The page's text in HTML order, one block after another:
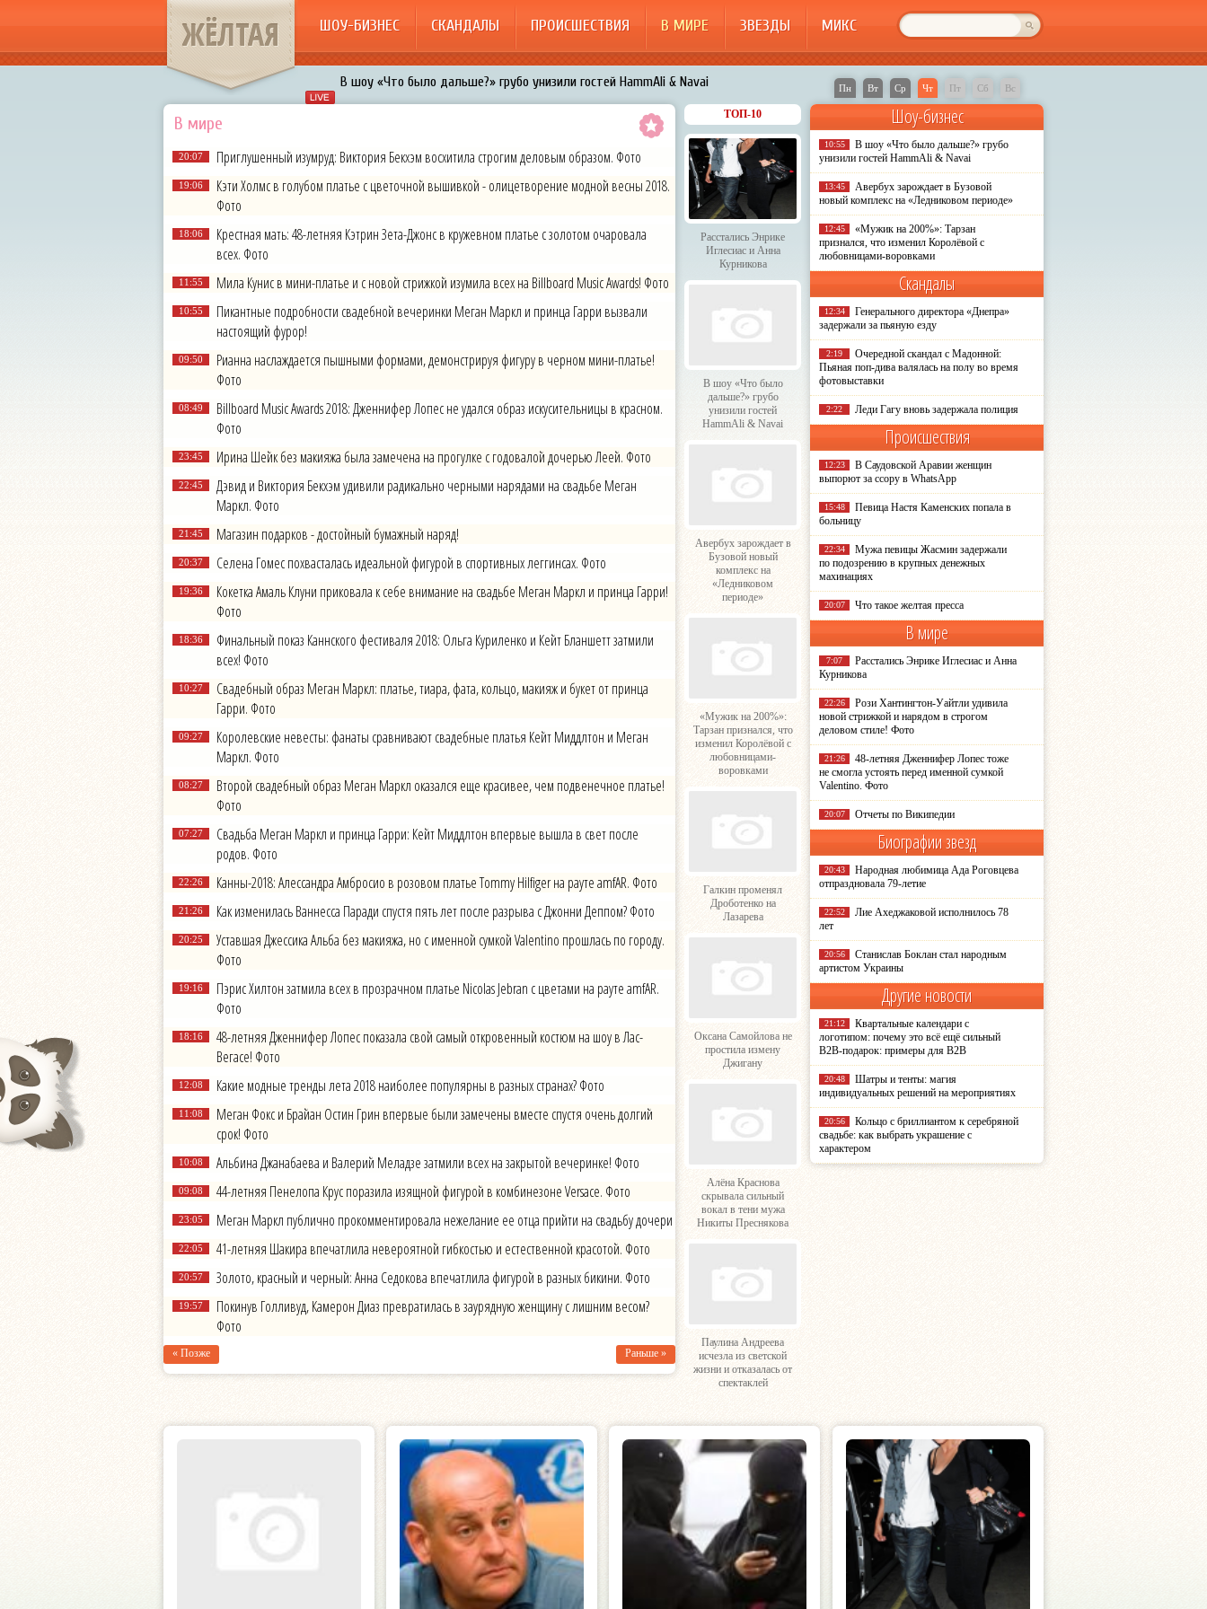
ЖЁЛТАЯ ШОУ-БИЗНЕС СКАНДАЛЫ ПРОИСШЕСТВИЯ В МИРЕ ЗВЕЗДЫ МИКС
В шоу «Что было дальше?» грубо унизили гостей HammAli & Navai
Авербух зарождает в Бузовой новый комплекс на «Ледниковом периоде»
«Мужик на 200%»: Тарзан признался, что изменил Королёвой с любовницами-
воровками
Галкин променял Дроботенко на Лазарева
Пн Вт Ср Чт Пт Сб Вс
В мире
20:07 Приглушенный изумруд: Виктория Бекхэм восхитила строгим деловым образом. Фото
19:06
Кэти Холмс в голубом платье с цветочной вышивкой - олицетворение модной весны 2018.
Фото
18:06
Крестная мать: 48-летняя Кэтрин Зета-Джонс в кружевном платье с золотом очаровала
всех. Фото
11:55 Мила Кунис в мини-платье и с новой стрижкой изумила всех на Billboard Music Awards! Фото
10:55
Пикантные подробности свадебной вечеринки Меган Маркл и принца Гарри вызвали
настоящий фурор!
09:50
Рианна наслаждается пышными формами, демонстрируя фигуру в черном мини-платье!
Фото
08:49
Billboard Music Awards 2018: Дженнифер Лопес не удался образ искусительницы в красном.
Фото
23:45 Ирина Шейк без макияжа была замечена на прогулке с годовалой дочерью Леей. Фото
22:45
Дэвид и Виктория Бекхэм удивили радикально черными нарядами на свадьбе Меган
Маркл. Фото
21:45 Магазин подарков - достойный бумажный наряд!
20:37 Селена Гомес похвасталась идеальной фигурой в спортивных леггинсах. Фото
19:36
Кокетка Амаль Клуни приковала к себе внимание на свадьбе Меган Маркл и принца Гарри!
Фото
18:36
Финальный показ Каннского фестиваля 2018: Ольга Куриленко и Кейт Бланшетт затмили
всех! Фото
10:27
Свадебный образ Меган Маркл: платье, тиара, фата, кольцо, макияж и букет от принца
Гарри. Фото
09:27
Королевские невесты: фанаты сравнивают свадебные платья Кейт Миддлтон и Меган
Маркл. Фото
08:27
Второй свадебный образ Меган Маркл оказался еще красивее, чем подвенечное платье!
Фото
07:27
Свадьба Меган Маркл и принца Гарри: Кейт Миддлтон впервые вышла в свет после
родов. Фото
22:26 Канны-2018: Алессандра Амбросио в розовом платье Tommy Hilfiger на рауте amfAR. Фото
21:26 Как изменилась Ваннесса Паради спустя пять лет после разрыва с Джонни Деппом? Фото
20:25
Уставшая Джессика Альба без макияжа, но с именной сумкой Valentino прошлась по городу.
Фото
19:16
Пэрис Хилтон затмила всех в прозрачном платье Nicolas Jebran с цветами на рауте amfAR.
Фото
18:16
48-летняя Дженнифер Лопес показала свой самый откровенный костюм на шоу в Лас-
Вегасе! Фото
12:08 Какие модные тренды лета 2018 наиболее популярны в разных странах? Фото
11:08
Меган Фокс и Брайан Остин Грин впервые были замечены вместе спустя очень долгий
срок! Фото
10:08 Альбина Джанабаева и Валерий Меладзе затмили всех на закрытой вечеринке! Фото
09:08 44-летняя Пенелопа Крус поразила изящной фигурой в комбинезоне Versace. Фото
23:05 Меган Маркл публично прокомментировала нежелание ее отца прийти на свадьбу дочери
22:05 41-летняя Шакира впечатлила невероятной гибкостью и естественной красотой. Фото
20:57 Золото, красный и черный: Анна Седокова впечатлила фигурой в разных бикини. Фото
19:57
Покинув Голливуд, Камерон Диаз превратилась в заурядную женщину с лишним весом?
Фото
« Позже Раньше »
ТОП-10
Расстались Энрике
Иглесиас и Анна
Курникова
В шоу «Что было
дальше?» грубо
унизили гостей
HammAli & Navai
Авербух зарождает в
Бузовой новый
комплекс на
«Ледниковом
периоде»
«Мужик на 200%»:
Тарзан признался, что
изменил Королёвой с
любовницами-
воровками
Галкин променял
Дроботенко на
Лазарева
Оксана Самойлова не
простила измену
Джигану
Алёна Краснова
скрывала сильный
вокал в тени мужа
Никиты Преснякова
Паулина Андреева
исчезла из светской
жизни и отказалась от
спектаклей
Шоу-бизнес
10:55
В шоу «Что было дальше?» грубо
унизили гостей HammAli & Navai
13:45
Авербух зарождает в Бузовой
новый комплекс на «Ледниковом периоде»
12:45
«Мужик на 200%»: Тарзан
признался, что изменил Королёвой с
любовницами-воровками
Скандалы
12:34
Генерального директора «Днепра»
задержали за пьяную езду
2:19
Очередной скандал с Мадонной:
Пьяная поп-дива валялась на полу во время
фотовыставки
2:22 Леди Гагу вновь задержала полиция
Происшествия
12:23
В Саудовской Аравии женщин
выпорют за ссору в WhatsApp
15:48
Певица Настя Каменских попала в
больницу
22:34
Мужа певицы Жасмин задержали
по подозрению в крупных денежных
махинациях
20:07 Что такое желтая пресса
В мире
7:07
Расстались Энрике Иглесиас и Анна
Курникова
22:26
Рози Хантингтон-Уайтли удивила
новой стрижкой и нарядом в строгом
деловом стиле! Фото
21:26
48-летняя Дженнифер Лопес тоже
не смогла устоять перед именной сумкой
Valentino. Фото
20:07 Отчеты по Википедии
Биографии звезд
20:43
Народная любимица Ада Роговцева
отпраздновала 79-летие
22:52
Лие Ахеджаковой исполнилось 78
лет
20:56
Станислав Боклан стал народным
артистом Украины
Другиеновости
21:12
Квартальные календари с
логотипом: почему это всё ещё сильный
B2B-подарок: примеры для B2B
20:48
Шатры и тенты: магия
индивидуальных решений на мероприятиях
20:56
Кольцо с бриллиантом к серебряной
свадьбе: как выбрать украшение с
характером